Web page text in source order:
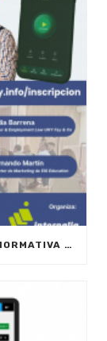
JORNADA MOBILE DAY: ADAPTACIÓN NORMATIVA 2025 – OPTIMIZA LA GESTIÓN DE EQUIPOS EN MOVILIDAD